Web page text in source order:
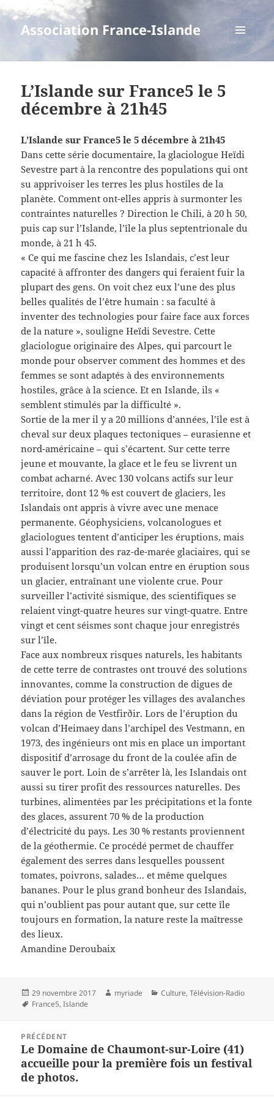
Association France-Islande
L’Islande sur France5 le 5
décembre à 21h45
L’Islande sur France5 le 5 décembre à 21h45
Dans cette série documentaire, la glaciologue Heïdi
Sevestre part à la rencontre des populations qui ont
su apprivoiser les terres les plus hostiles de la
planète. Comment ont-elles appris à surmonter les
contraintes naturelles ? Direction le Chili, à 20 h 50,
puis cap sur l’Islande, l’île la plus septentrionale du
monde, à 21 h 45.
« Ce qui me fascine chez les Islandais, c’est leur
capacité à affronter des dangers qui feraient fuir la
plupart des gens. On voit chez eux l’une des plus
belles qualités de l’être humain : sa faculté à
inventer des technologies pour faire face aux forces
de la nature », souligne Heïdi Sevestre. Cette
glaciologue originaire des Alpes, qui parcourt le
monde pour observer comment des hommes et des
femmes se sont adaptés à des environnements
hostiles, grâce à la science. Et en Islande, ils «
semblent stimulés par la difficulté ».
Sortie de la mer il y a 20 millions d’années, l’île est à
cheval sur deux plaques tectoniques – eurasienne et
nord-américaine – qui s’écartent. Sur cette terre
jeune et mouvante, la glace et le feu se livrent un
combat acharné. Avec 130 volcans actifs sur leur
territoire, dont 12 % est couvert de glaciers, les
Islandais ont appris à vivre avec une menace
permanente. Géophysiciens, volcanologues et
glaciologues tentent d’anticiper les éruptions, mais
aussi l’apparition des raz-de-marée glaciaires, qui se
produisent lorsqu’un volcan entre en éruption sous
un glacier, entraînant une violente crue. Pour
surveiller l’activité sismique, des scientifiques se
relaient vingt-quatre heures sur vingt-quatre. Entre
vingt et cent séismes sont chaque jour enregistrés
sur l’île.
Face aux nombreux risques naturels, les habitants
de cette terre de contrastes ont trouvé des solutions
innovantes, comme la construction de digues de
déviation pour protéger les villages des avalanches
dans la région de Vestfirðir. Lors de l’éruption du
volcan d’Heimaey dans l’archipel des Vestmann, en
1973, des ingénieurs ont mis en place un important
dispositif d’arrosage du front de la coulée afin de
sauver le port. Loin de s’arrêter là, les Islandais ont
aussi su tirer profit des ressources naturelles. Des
turbines, alimentées par les précipitations et la fonte
des glaces, assurent 70 % de la production
d’électricité du pays. Les 30 % restants proviennent
de la géothermie. Ce procédé permet de chauffer
également des serres dans lesquelles poussent
tomates, poivrons, salades… et même quelques
bananes. Pour le plus grand bonheur des Islandais,
qui n’oublient pas pour autant que, sur cette île
toujours en formation, la nature reste la maîtresse
des lieux.
Amandine Deroubaix
Publié
le
29 novembre 2017 Auteur
myriade Catégories
Culture,Télévision-Radio
Mots-
France5,Islande
l’article
PRÉCÉDENT
Article
précédent :
Le Domaine de Chaumont-sur-Loire (41)
accueille pour la première fois un festival
de photos.